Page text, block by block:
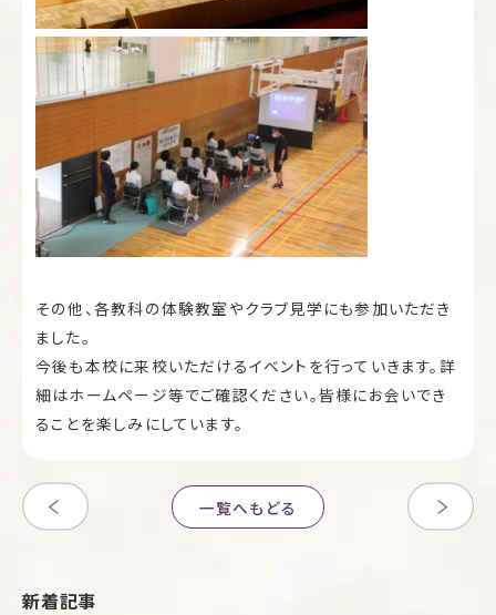
その他、各教科の体験教室やクラブ見学にも参加いただき
ました。
今後も本校に来校いただけるイベントを行っていきます。詳
細はホームページ等でご確認ください。皆様にお会いでき
ることを楽しみにしています。
一覧へもどる
新着記事